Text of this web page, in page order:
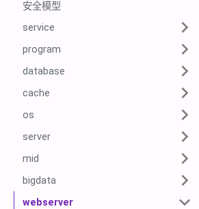
安全模型
service
program
database
cache
os
server
mid
bigdata
webserver